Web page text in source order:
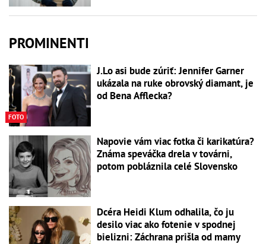
PROMINENTI
FOTO
J.Lo asi bude zúriť: Jennifer Garner
ukázala na ruke obrovský diamant, je
od Bena Afflecka?
Napovie vám viac fotka či karikatúra?
Známa speváčka drela v továrni,
potom pobláznila celé Slovensko
Dcéra Heidi Klum odhalila, čo ju
desilo viac ako fotenie v spodnej
bielizni: Záchrana prišla od mamy